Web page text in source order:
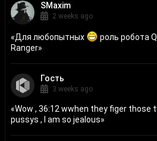
«Для любопытных
роль робота
Ranger»
SMaxim
2 weeks ago
«Wow , 36:12 wwhen they figer those
pussys , I am so jealous»
Гость
3 weeks ago